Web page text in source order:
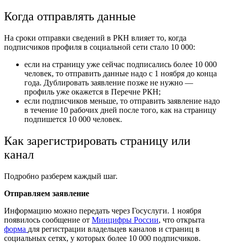
Когда отправлять данные
На сроки отправки сведений в РКН влияет то, когда
подписчиков профиля в социальной сети стало 10 000:
если на страницу уже сейчас подписались более 10 000
человек, то отправить данные надо с 1 ноября до конца
года. Дублировать заявление позже не нужно —
профиль уже окажется в Перечне РКН;
если подписчиков меньше, то отправить заявление надо
в течение 10 рабочих дней после того, как на страницу
подпишется 10 000 человек.
Как зарегистрировать страницу или
канал
Подробно разберем каждый шаг.
Отправляем заявление
Информацию можно передать через Госуслуги. 1 ноября
появилось сообщение от Минцифры России, что открыта
форма для регистрации владельцев каналов и страниц в
социальных сетях, у которых более 10 000 подписчиков.